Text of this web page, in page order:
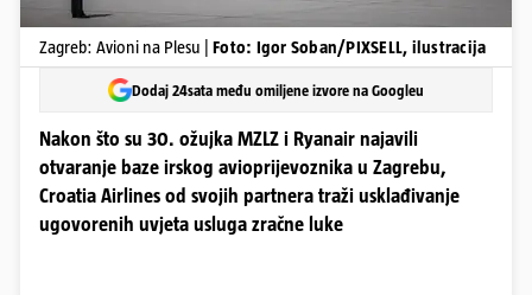
Zagreb: Avioni na Plesu | Foto: Igor Soban/PIXSELL, ilustracija
Dodaj 24sata među omiljene izvore na Googleu
Nakon što su 30. ožujka MZLZ i Ryanair najavili
otvaranje baze irskog avioprijevoznika u Zagrebu,
Croatia Airlines od svojih partnera traži usklađivanje
ugovorenih uvjeta usluga zračne luke